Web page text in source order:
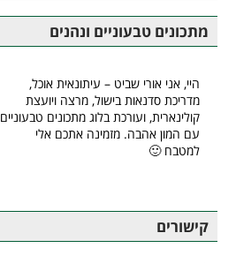
מתכונים טבעוניים ונהנים
היי, אני אורי שביט – עיתונאית אוכל,
מדריכת סדנאות בישול, מרצה ויועצת
קולינארית, ועורכת בלוג מתכונים טבעוניים
עם המון אהבה. מזמינה אתכם אלי
למטבח 🙂
קישורים